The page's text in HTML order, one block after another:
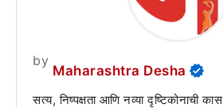
by
Maharashtra Desha
सत्य, निष्पक्षता आणि नव्या दृष्टिकोनाची